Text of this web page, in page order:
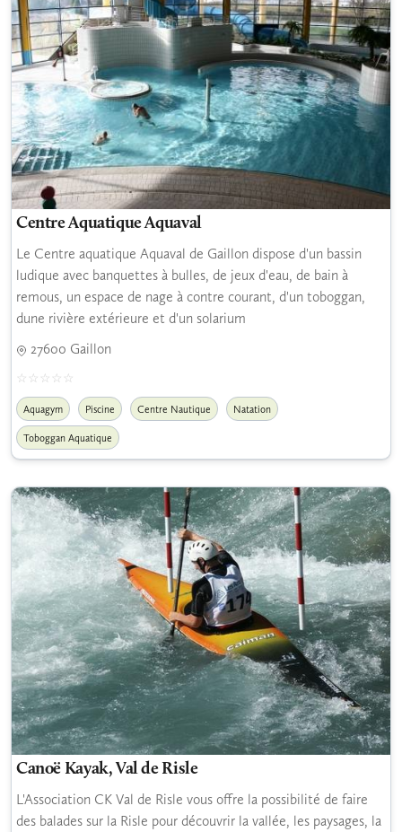
Centre Aquatique Aquaval
Le Centre aquatique Aquaval de Gaillon dispose d'un bassin
ludique avec banquettes à bulles, de jeux d'eau, de bain à
remous, un espace de nage à contre courant, d'un toboggan,
dune rivière extérieure et d'un solarium
27600 Gaillon
Aquagym Piscine Centre Nautique Natation
Toboggan Aquatique
Canoë Kayak, Val de Risle
L'Association CK Val de Risle vous offre la possibilité de faire
des balades sur la Risle pour découvrir la vallée, les paysages, la